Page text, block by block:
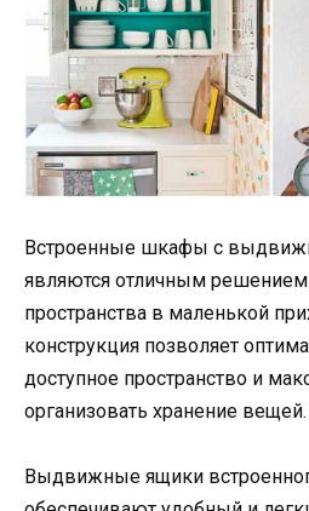
Встроенные шкафы с
являются отличным решением
пространства в маленькой
конструкция позволяет
доступное пространство и
организовать хранение вещей.
Выдвижные ящики